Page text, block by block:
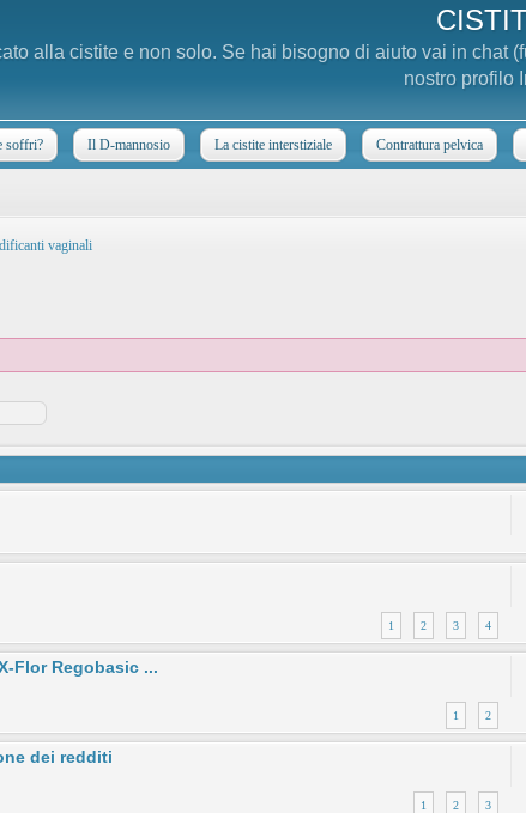
alla cistite e non solo. Se hai bisogno di aiuto vai in
nostro profilo
soffri? Il D-mannosio La cistite interstiziale Contrattura pelvica
vaginali
1 2 3 4
Flor Regobasic ...
1 2
dei redditi
1 2 3